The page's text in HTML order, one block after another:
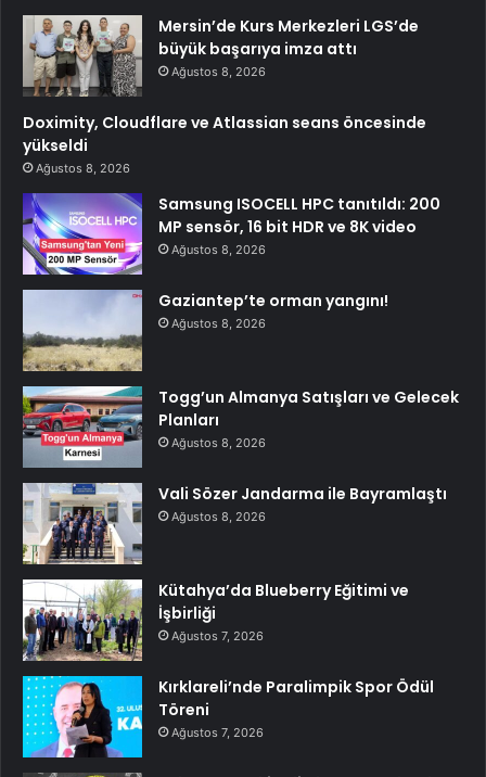
Mersin’de Kurs Merkezleri LGS’de
büyük başarıya imza attı
Ağustos 8, 2026
Doximity, Cloudflare ve Atlassian seans öncesinde
yükseldi
Ağustos 8, 2026
Samsung ISOCELL HPC tanıtıldı: 200
MP sensör, 16 bit HDR ve 8K video
Ağustos 8, 2026
Gaziantep’te orman yangını!
Ağustos 8, 2026
Togg’un Almanya Satışları ve Gelecek
Planları
Ağustos 8, 2026
Vali Sözer Jandarma ile Bayramlaştı
Ağustos 8, 2026
Kütahya’da Blueberry Eğitimi ve
İşbirliği
Ağustos 7, 2026
Kırklareli’nde Paralimpik Spor Ödül
Töreni
Ağustos 7, 2026